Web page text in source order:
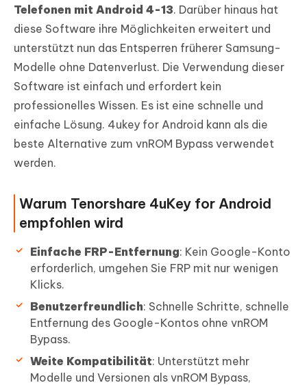
Telefonen mit Android 4-13. Darüber hinaus hat
diese Software ihre Möglichkeiten erweitert und
unterstützt nun das Entsperren früherer Samsung-
Modelle ohne Datenverlust. Die Verwendung dieser
Software ist einfach und erfordert kein
professionelles Wissen. Es ist eine schnelle und
einfache Lösung. 4ukey for Android kann als die
beste Alternative zum vnROM Bypass verwendet
werden.
Warum Tenorshare 4uKey for Android
empfohlen wird
Einfache FRP-Entfernung: Kein Google-Konto
erforderlich, umgehen Sie FRP mit nur wenigen
Klicks.
Benutzerfreundlich: Schnelle Schritte, schnelle
Entfernung des Google-Kontos ohne vnROM
Bypass.
Weite Kompatibilität: Unterstützt mehr
Modelle und Versionen als vnROM Bypass,